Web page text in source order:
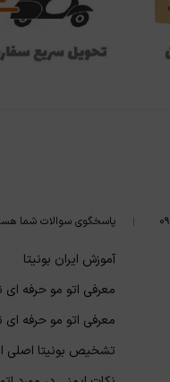
پاسخگوی سوالات شما
آموزش ایران بونیتا
معرفی اتو مو حرفه ای
معرفی اتو مو حرفه ای
تشخیص بونیتا اصلی